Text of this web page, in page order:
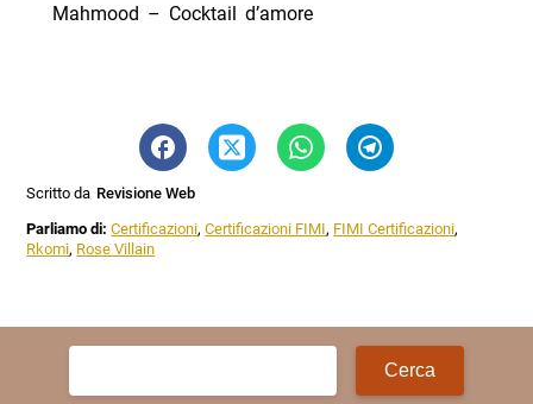
Mahmood – Cocktail d’amore
Scritto da Revisione Web
Parliamo di:Certificazioni,Certificazioni FIMI, FIMI Certificazioni,
Rkomi, Rose Villain